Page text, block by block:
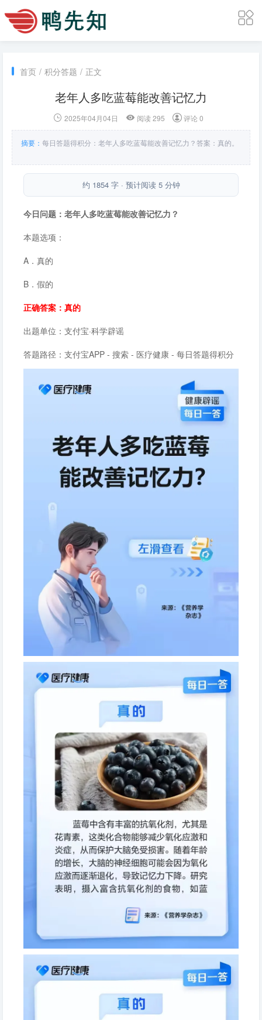
首页 / 积分答题 / 正文
老年人多吃蓝莓能改善记忆力
2025年04月04日 阅读 295 评论 0
摘要： 每日答题得积分：老年人多吃蓝莓能改善记忆力？答案：真的。
约 1854 字 · 预计阅读 5 分钟
今日问题：老年人多吃蓝莓能改善记忆力？
本题选项：
A．真的
B．假的
正确答案：真的
出题单位：支付宝·科学辟谣
答题路径：支付宝APP - 搜索 - 医疗健康 - 每日答题得积分